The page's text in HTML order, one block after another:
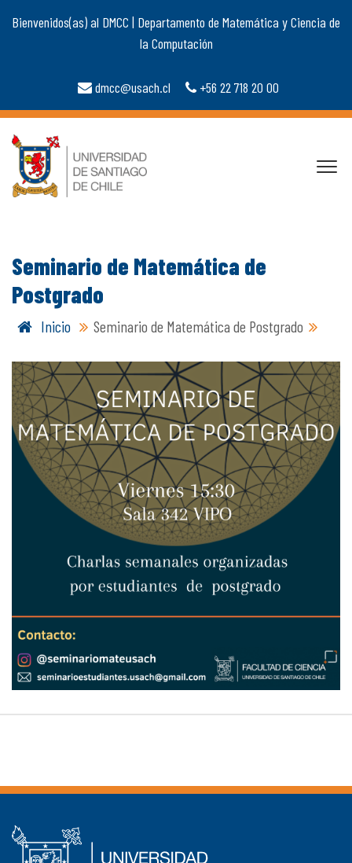
Bienvenidos(as) al DMCC | Departamento de Matemática y Ciencia de
la Computación
dmcc@usach.cl +56 22 718 20 00
Seminario de Matemática de
Postgrado
Inicio Seminario de Matemática de Postgrado